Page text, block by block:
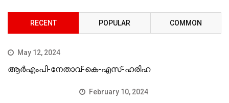
RECENT POPULAR COMMON
May 12, 2024
ആർഎംപി-നേതാവ്-കെ-എസ്-ഹരിഹ
February 10, 2024